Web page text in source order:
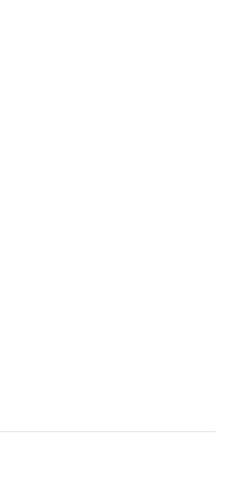
видео
увеличение
между